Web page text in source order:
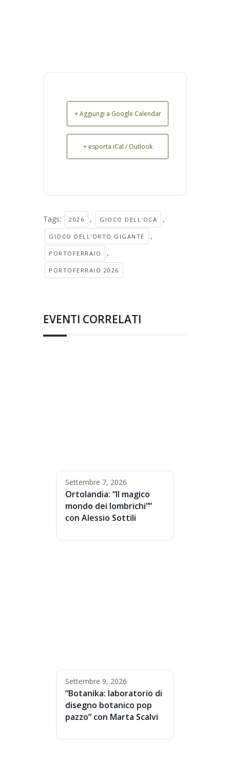
+ Aggiungi a Google Calendar
+ esporta iCal / Outlook
Tags: 2026 , GIOCO DELL'OCA ,
GIOCO DELL'ORTO GIGANTE ,
PORTOFERRAIO ,
PORTOFERRAIO 2026
EVENTI CORRELATI
Settembre 7, 2026
Ortolandia: “Il magico
mondo dei lombrichi””
con Alessio Sottili
Settembre 9, 2026
“Botanika: laboratorio di
disegno botanico pop
pazzo” con Marta Scalvi